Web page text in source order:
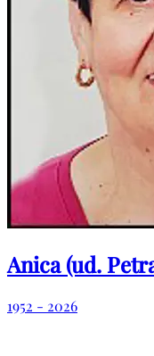
Anica (ud.
1952 - 2026